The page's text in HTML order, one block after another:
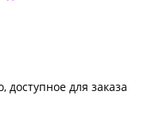
для заказа